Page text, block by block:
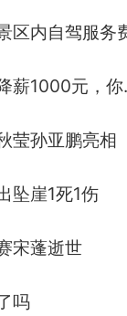
区内自驾服务
上四
莹孙亚鹏亮相
坠崖1死1伤
宋蓬逝世
吗